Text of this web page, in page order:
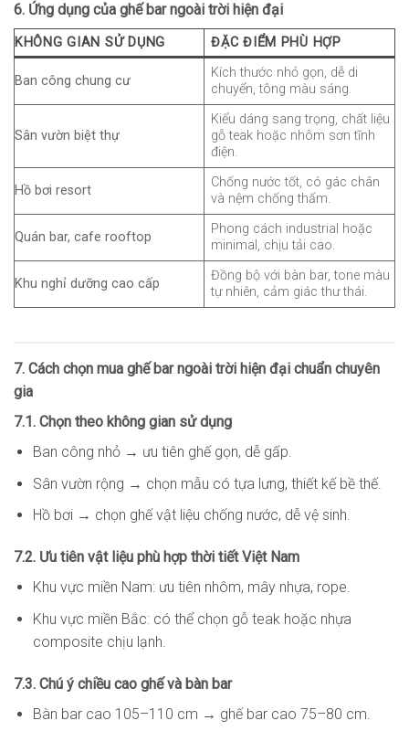
6. Ứng dụng của ghế bar ngoài trời hiện đại
KHÔNG GIAN SỬ DỤNG ĐẶC ĐIỂM PHÙ HỢP
Ban công chung cư
Kích thước nhỏ gọn, dễ di
chuyển, tông màu sáng.
Sân vườn biệt thự
Kiểu dáng sang trọng, chất liệu
gỗ teak hoặc nhôm sơn tĩnh
điện.
Hồ bơi resort
Chống nước tốt, có gác chân
và nệm chống thấm.
Quán bar, cafe rooftop
Phong cách industrial hoặc
minimal, chịu tải cao.
Khu nghỉ dưỡng cao cấp
Đồng bộ với bàn bar, tone màu
tự nhiên, cảm giác thư thái.
7. Cách chọn mua ghế bar ngoài trời hiện đại chuẩn chuyên
gia
7.1. Chọn theo không gian sử dụng
Ban công nhỏ → ưu tiên ghế gọn, dễ gấp.
Sân vườn rộng → chọn mẫu có tựa lưng, thiết kế bề thế.
Hồ bơi → chọn ghế vật liệu chống nước, dễ vệ sinh.
7.2. Ưu tiên vật liệu phù hợp thời tiết Việt Nam
Khu vực miền Nam: ưu tiên nhôm, mây nhựa, rope.
Khu vực miền Bắc: có thể chọn gỗ teak hoặc nhựa
composite chịu lạnh.
7.3. Chú ý chiều cao ghế và bàn bar
Bàn bar cao 105–110 cm → ghế bar cao 75–80 cm.